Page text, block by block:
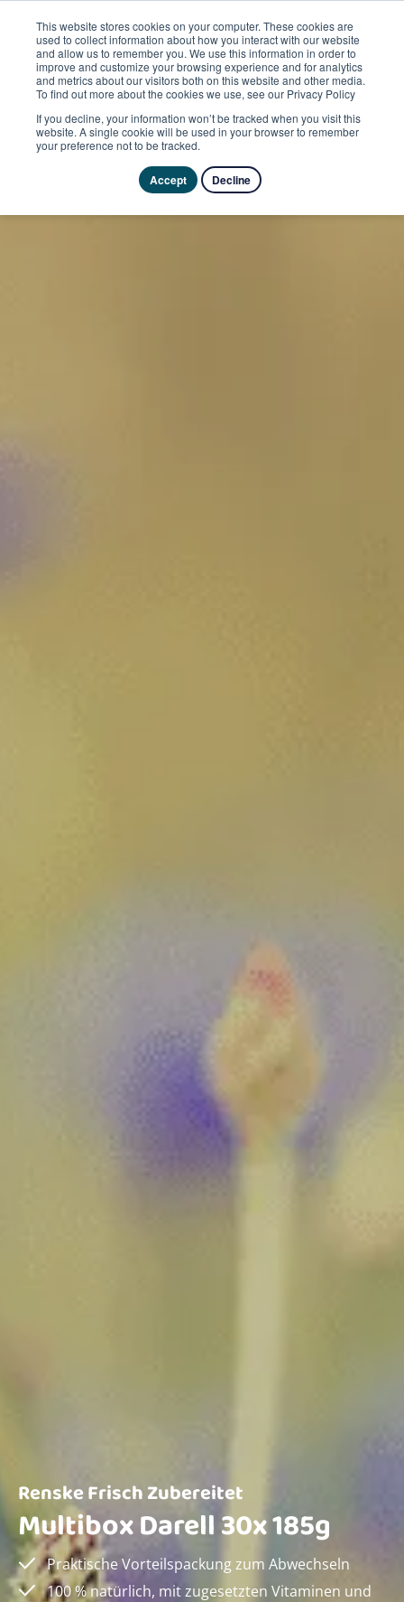
This website stores cookies on your computer. These cookies are
used to collect information about how you interact with our website
and allow us to remember you. We use this information in order to
improve and customize your browsing experience and for analytics
and metrics about our visitors both on this website and other media.
To find out more about the cookies we use, see our Privacy Policy
If you decline, your information won’t be tracked when you visit this
website. A single cookie will be used in your browser to remember
your preference not to be tracked.
Accept Decline
Renske Frisch Zubereitet
Multibox Darell 30x 185g
Praktische Vorteilspackung zum Abwechseln
100 % natürlich, mit zugesetzten Vitaminen und